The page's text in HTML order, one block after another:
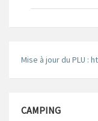
Mise à jour du PLU :
CAMPING